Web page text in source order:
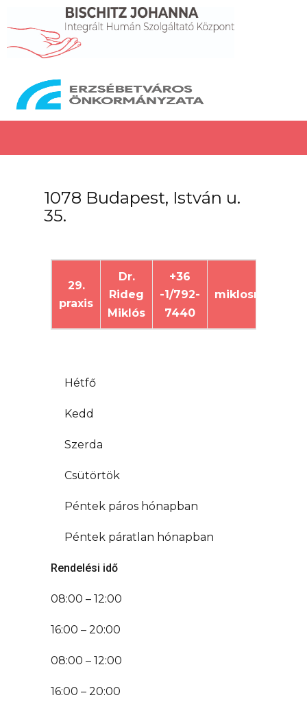
1078 Budapest, István u.
35.
29.
praxis
Dr.
Rideg
Miklós
+36
-1/792-
7440
Hétfő
Kedd
Szerda
Csütörtök
Péntek páros hónapban
Péntek páratlan hónapban
Rendelési idő
08:00 – 12:00
16:00 – 20:00
08:00 – 12:00
16:00 – 20:00